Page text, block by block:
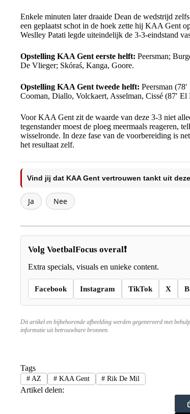
Enkele minuten later draaide Dean de wedstrijd
een geplaatst schot in de hoek zette hij KAA Gent
Weslley Patati legde uiteindelijk de 3-3-eindstand
Opstelling KAA Gent eerste helft: Peersman;
De Vlieger; Skóraś, Kanga, Goore.
Opstelling KAA Gent tweede helft: Peersman
Cooman, Diallo, Volckaert, Asselman, Cissé (87′ El
Voor KAA Gent zit de waarde van deze 3-3 niet
tegenstander moest de ploeg meermaals reageren,
wisselronde. In deze fase van de voorbereiding is
het resultaat zelf.
Vind jij dat KAA Gent vertrouwen tankt uit
Ja Nee
Volg VoetbalFocus overal❗
Extra specials, visuals en unieke content.
Facebook Instagram TikTok X
Dit artikel en bijbehorende afbeelding werden gegenereerd met
informatie uit betrouwbare bronnen.
Tags
#AZ #KAA Gent # Rik De Mil
Artikel delen: